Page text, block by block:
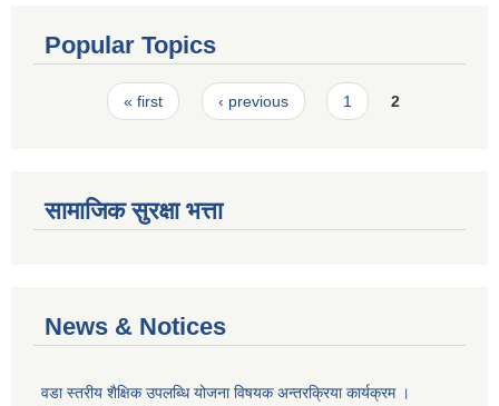
Popular Topics
Pages« first ‹ previous 1 2
सामाजिक सुरक्षा भत्ता
News & Notices
वडा स्तरीय शैक्षिक उपलब्धि योजना विषयक अन्तरक्रिया कार्यक्रम ।